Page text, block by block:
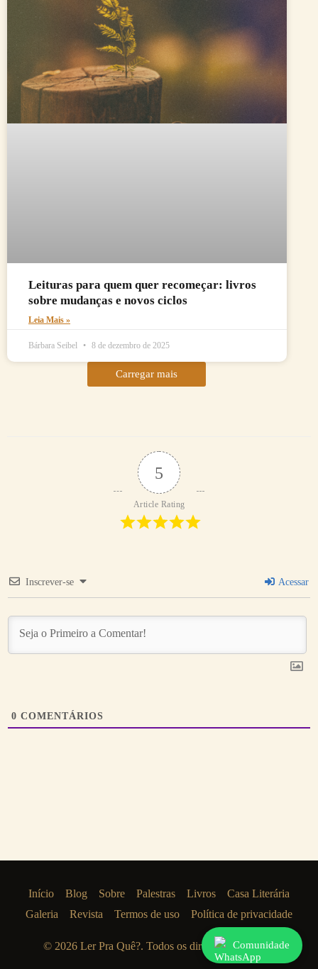
Leituras para quem quer recomeçar: livros
sobre mudanças e novos ciclos
Leia Mais »
Bárbara Seibel 8 de dezembro de 2025
Carregar mais
5
Article Rating
Inscrever-se Acessar
0 COMENTÁRIOS
Início Blog Sobre Palestras Livros
Casa Literária
Galeria
Revista Termos de uso Política de privacidade
© 2026 Ler Pra Quê?. Todos os direitos reservados.
Comunidade